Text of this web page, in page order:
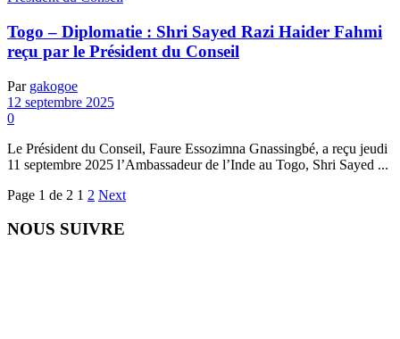
Togo – Diplomatie : Shri Sayed Razi Haider Fahmi
reçu par le Président du Conseil
Par gakogoe
12 septembre 2025
0
Le Président du Conseil, Faure Essozimna Gnassingbé, a reçu jeudi
11 septembre 2025 l’Ambassadeur de l’Inde au Togo, Shri Sayed ...
Page 1 de 2 1 2 Next
NOUS SUIVRE